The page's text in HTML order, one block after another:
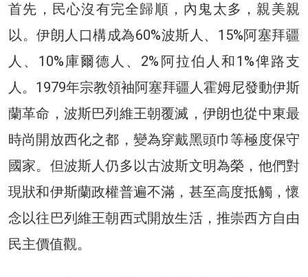
首先，民心沒有完全歸順，內鬼太多，親美親
以。伊朗人口構成為60%波斯人、15%阿塞拜疆
人、10%庫爾德人、2%阿拉伯人和1%俾路支
人。1979年宗教領袖阿塞拜疆人霍姆尼發動伊斯
蘭革命，波斯巴列維王朝覆滅，伊朗也從中東最
時尚開放西化之都，變為穿戴黑頭巾等極度保守
國家。但波斯人仍多以古波斯文明為榮，他們對
現狀和伊斯蘭政權普遍不滿，甚至高度抵觸，懷
念以往巴列維王朝西式開放生活，推崇西方自由
民主價值觀。